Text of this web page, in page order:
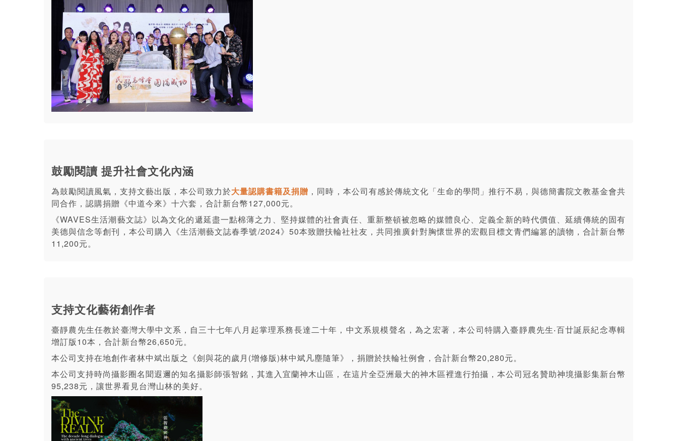
鼓勵閱讀 提升社會文化內涵
為鼓勵閱讀風氣，支持文藝出版，本公司致力於大量認購書籍及捐贈 ，同時，本公司有感於傳統文化「生命的學問」推行不易，與德簡書院文教基金會共
同合作，認購捐贈《中道今來》十六套，合計新台幣127,000元。
《WAVES生活潮藝文誌》以為文化的遞延盡一點棉薄之力、堅持媒體的社會責任、重新整頓被忽略的媒體良心、定義全新的時代價值、延續傳統的固有
美德與信念等創刊，本公司購入《生活潮藝文誌春季號/2024》50本致贈扶輪社社友，共同推廣針對胸懷世界的宏觀目標文青們編篡的讀物，合計新台幣
11,200元。
支持文化藝術創作者
臺靜農先生任教於臺灣大學中文系，自三十七年八月起掌理系務長達二十年，中文系規模聲名，為之宏著，本公司特購入臺靜農先生‧百廿誕辰紀念專輯
增訂版10本，合計新台幣26,650元。
本公司支持在地創作者林中斌出版之《劍與花的歲月(增修版)林中斌凡塵隨筆》，捐贈於扶輪社例會，合計新台幣20,280元。
本公司支持時尚攝影圈名聞遐邇的知名攝影師張智銘，其進入宜蘭神木山區，在這片全亞洲最大的神木區裡進行拍攝，本公司冠名贊助神境攝影集新台幣
95,238元，讓世界看見台灣山林的美好。